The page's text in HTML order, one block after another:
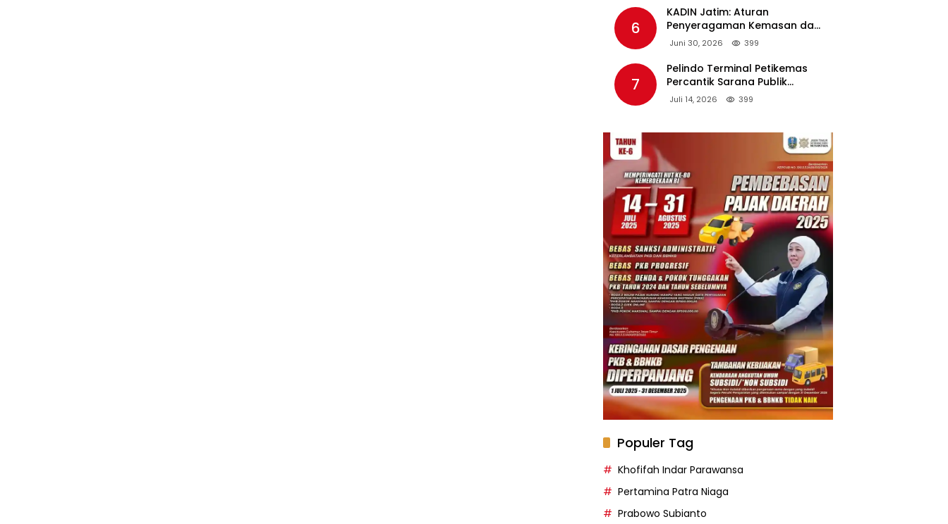
6
KADIN Jatim: Aturan
Penyeragaman Kemasan dan
Larangan Bahan Tambahan
Tembakau
Juni 30, 2026 399
7
Pelindo Terminal Petikemas
Percantik Sarana Publik
Warga Ring 1 Terminal Teluk
Juli 14, 2026 399
Populer Tag
Khofifah Indar Parawansa
Pertamina Patra Niaga
Prabowo Subianto